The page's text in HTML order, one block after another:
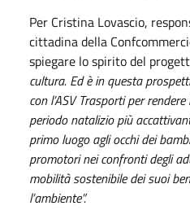
Per Cristina Lovascio,
cittadina della
spiegare lo spirito del
cultura. Ed è in questa
con l’ASV Trasporti per
periodo natalizio più
primo luogo agli occhi dei
promotori nei confronti degli
mobilità sostenibile dei suoi
l’ambiente”.